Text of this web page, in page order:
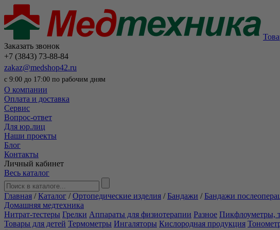
Заказать звонок
+7 (3843) 73-88-84
zakaz@medshop42.ru
с 9:00 до 17:00 по рабочим дням
О компании
Оплата и доставка
Сервис
Вопрос-ответ
Для юр.лиц
Наши проекты
Блог
Контакты
Личный кабинет
Весь каталог
Главная /Каталог /Ортопедические изделия / Бандажи / Бандажи
Домашняя медтехника
Нитрат-тестеры Грелки Аппараты для физиотерапии Разное Пикфлоуметры,
Товары для детей Термометры Ингаляторы Кислородная продукция